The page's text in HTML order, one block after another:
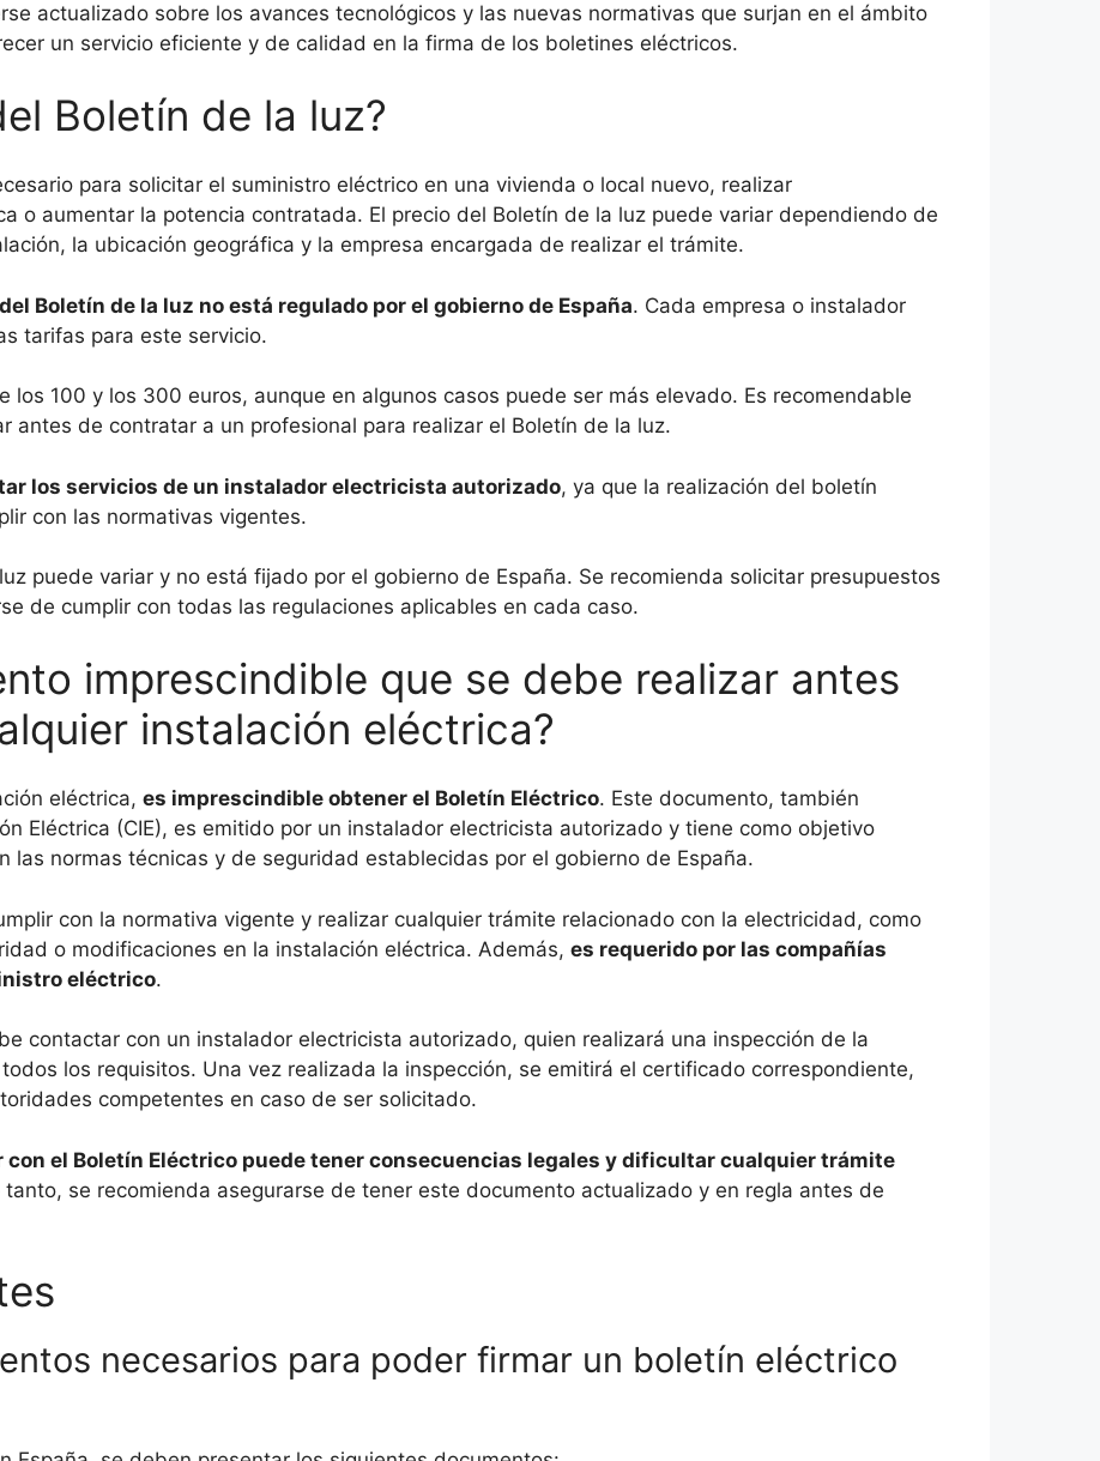
actualizado sobre los avances tecnológicos y las nuevas normativas que surjan en el ámbito
un servicio eficiente y de calidad en la firma de los boletines eléctricos.
Boletín de la luz?
para solicitar el suministro eléctrico en una vivienda o local nuevo, realizar
o aumentar la potencia contratada. El precio del Boletín de la luz puede variar dependiendo de
la ubicación geográfica y la empresa encargada de realizar el trámite.
Boletín de la luz no está regulado por el gobierno de España. Cada empresa o instalador
tarifas para este servicio.
los 100 y los 300 euros, aunque en algunos casos puede ser más elevado. Es recomendable
antes de contratar a un profesional para realizar el Boletín de la luz.
los servicios de un instalador electricista autorizado, ya que la realización del boletín
con las normativas vigentes.
puede variar y no está fijado por el gobierno de España. Se recomienda solicitar presupuestos
de cumplir con todas las regulaciones aplicables en cada caso.
imprescindible que se debe realizar antes
instalación eléctrica?
eléctrica, es imprescindible obtener el Boletín Eléctrico. Este documento, también
Eléctrica (CIE), es emitido por un instalador electricista autorizado y tiene como objetivo
las normas técnicas y de seguridad establecidas por el gobierno de España.
con la normativa vigente y realizar cualquier trámite relacionado con la electricidad, como
o modificaciones en la instalación eléctrica. Además, es requerido por las compañías
eléctrico.
contactar con un instalador electricista autorizado, quien realizará una inspección de la
los requisitos. Una vez realizada la inspección, se emitirá el certificado correspondiente,
competentes en caso de ser solicitado.
el Boletín Eléctrico puede tener consecuencias legales y dificultar cualquier trámite
tanto, se recomienda asegurarse de tener este documento actualizado y en regla antes de
necesarios para poder firmar un boletín eléctrico